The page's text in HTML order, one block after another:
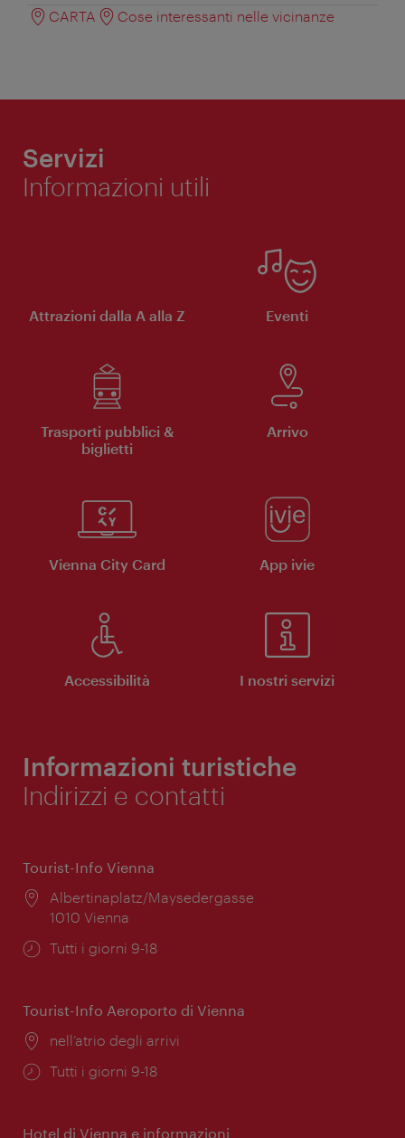
CARTA
Cose interessanti nelle vicinanze
Servizi
Informazioni utili
Attrazioni dalla A alla Z Eventi
Trasporti pubblici &
biglietti
Arrivo
Vienna City Card App ivie
Accessibilità I nostri servizi
Informazioni turistiche
Indirizzi e contatti
Tourist-Info Vienna
Posizione:
Albertinaplatz/Maysedergasse
1010 Vienna
Orari
Tutti i giorni 9-18
Tourist-Info Aeroporto di Vienna
Posizione:
nell’atrio degli arrivi
Orari
Tutti i giorni 9-18
Hotel di Vienna e informazioni